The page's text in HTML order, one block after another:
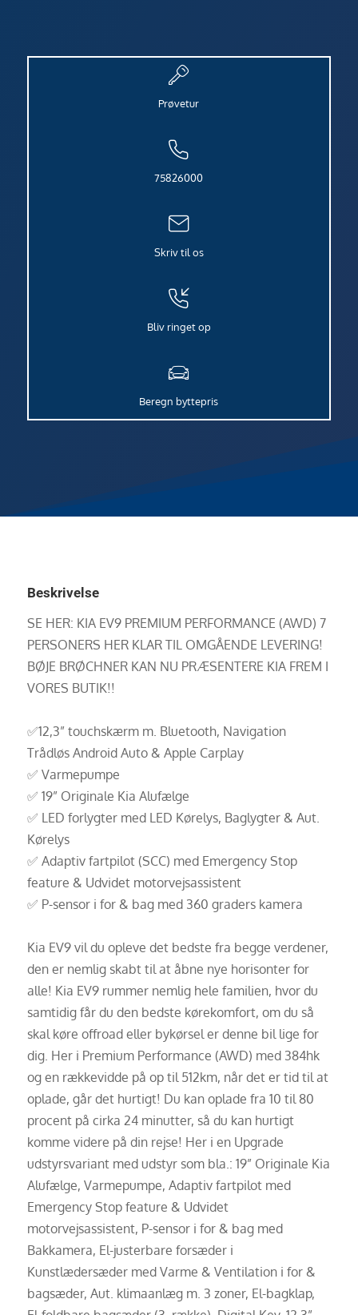
Prøvetur
75826000
Skriv til os
Bliv ringet op
Beregn byttepris
Beskrivelse
SE HER: KIA EV9 PREMIUM PERFORMANCE (AWD) 7
PERSONERS HER KLAR TIL OMGÅENDE LEVERING!
BØJE BRØCHNER KAN NU PRÆSENTERE KIA FREM I
VORES BUTIK!!
✅12,3” touchskærm m. Bluetooth, Navigation
Trådløs Android Auto & Apple Carplay
✅ Varmepumpe
✅ 19” Originale Kia Alufælge
✅ LED forlygter med LED Kørelys, Baglygter & Aut.
Kørelys
✅ Adaptiv fartpilot (SCC) med Emergency Stop
feature & Udvidet motorvejsassistent
✅ P-sensor i for & bag med 360 graders kamera
Kia EV9 vil du opleve det bedste fra begge verdener,
den er nemlig skabt til at åbne nye horisonter for
alle! Kia EV9 rummer nemlig hele familien, hvor du
samtidig får du den bedste kørekomfort, om du så
skal køre offroad eller bykørsel er denne bil lige for
dig. Her i Premium Performance (AWD) med 384hk
og en rækkevidde på op til 512km, når det er tid til at
oplade, går det hurtigt! Du kan oplade fra 10 til 80
procent på cirka 24 minutter, så du kan hurtigt
komme videre på din rejse! Her i en Upgrade
udstyrsvariant med udstyr som bla.: 19” Originale Kia
Alufælge, Varmepumpe, Adaptiv fartpilot med
Emergency Stop feature & Udvidet
motorvejsassistent, P-sensor i for & bag med
Bakkamera, El-justerbare forsæder i
Kunstlædersæder med Varme & Ventilation i for &
bagsæder, Aut. klimaanlæg m. 3 zoner, El-bagklap,